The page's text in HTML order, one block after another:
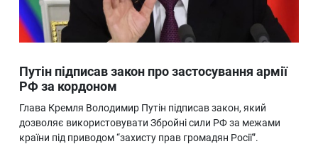
Путін підписав закон про застосування армії
РФ за кордоном
Глава Кремля Володимир Путін підписав закон, який
дозволяє використовувати Збройні сили РФ за межами
країни під приводом “захисту прав громадян Росії”.